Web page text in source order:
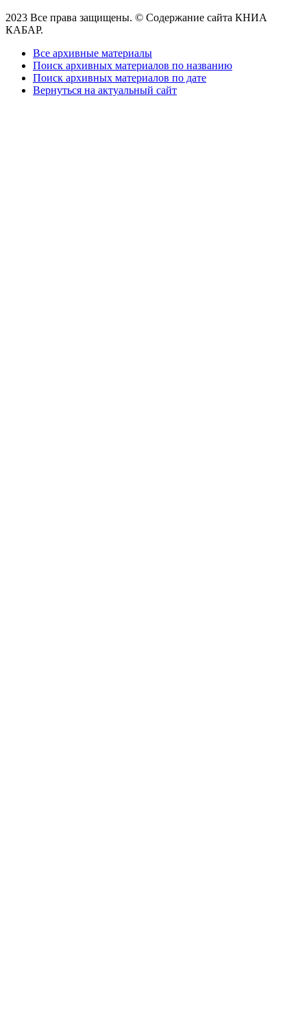
2023 Все права защищены. © Содержание сайта КНИА
КАБАР.
Все архивные материалы
Поиск архивных материалов по названию
Поиск архивных материалов по дате
Вернуться на актуальный сайт